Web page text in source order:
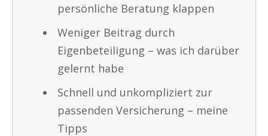
persönliche Beratung klappen
Weniger Beitrag durch
Eigenbeteiligung – was ich darüber
gelernt habe
Schnell und unkompliziert zur
passenden Versicherung – meine
Tipps